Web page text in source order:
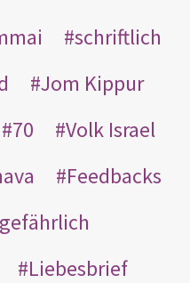
schriftlich
Jom Kippur
70
Volk Israel
Feedbacks
gefährlich
Liebesbrief